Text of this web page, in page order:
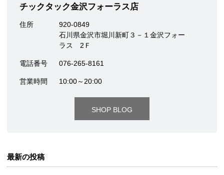
チックタック金沢フォーラス店
住所
920-0849
石川県金沢市堀川新町３－１金沢フォー
ラス 2Ｆ
電話番号 076-265-8161
営業時間 10:00～20:00
SHOP BLOG
最新の投稿